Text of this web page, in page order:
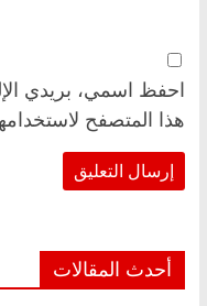
احفظ اسمي، بريدي
هذا المتصفح
أحدث المقالات